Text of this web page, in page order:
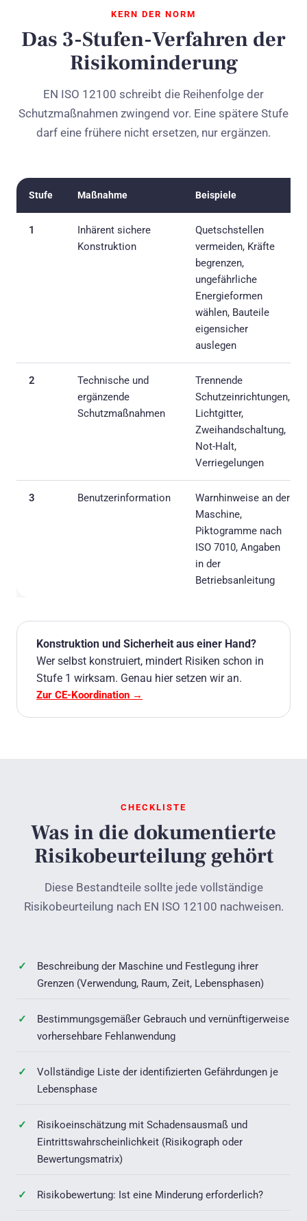
KERN DER NORM
Das 3-Stufen-Verfahren der
Risikominderung
EN ISO 12100 schreibt die Reihenfolge der
Schutzmaßnahmen zwingend vor. Eine spätere Stufe
darf eine frühere nicht ersetzen, nur ergänzen.
Stufe Maßnahme Beispiele
1
Inhärent sichere
Konstruktion
Quetschstellen
vermeiden, Kräfte
begrenzen,
ungefährliche
Energieformen
wählen, Bauteile
eigensicher
auslegen
2
Technische und
ergänzende
Schutzmaßnahmen
Trennende
Schutzeinrichtungen,
Lichtgitter,
Zweihandschaltung,
Not-Halt,
Verriegelungen
3 Benutzerinformation
Warnhinweise an der
Maschine,
Piktogramme nach
ISO 7010, Angaben
in der
Betriebsanleitung
Konstruktion und Sicherheit aus einer Hand?
Wer selbst konstruiert, mindert Risiken schon in
Stufe 1 wirksam. Genau hier setzen wir an.
Zur CE-Koordination →
CHECKLISTE
Was in die dokumentierte
Risikobeurteilung gehört
Diese Bestandteile sollte jede vollständige
Risikobeurteilung nach EN ISO 12100 nachweisen.
Beschreibung der Maschine und Festlegung ihrer
Grenzen (Verwendung, Raum, Zeit, Lebensphasen)
Bestimmungsgemäßer Gebrauch und vernünftigerweise
vorhersehbare Fehlanwendung
Vollständige Liste der identifizierten Gefährdungen je
Lebensphase
Risikoeinschätzung mit Schadensausmaß und
Eintrittswahrscheinlichkeit (Risikograph oder
Bewertungsmatrix)
Risikobewertung: Ist eine Minderung erforderlich?